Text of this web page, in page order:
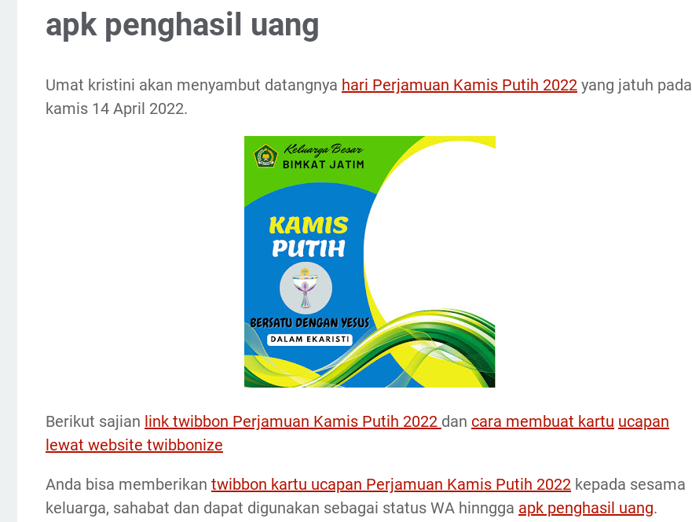
apk penghasil uang
Umat kristini akan menyambut datangnya hari Perjamuan Kamis Putih 2022 yang jatuh pada
kamis 14 April 2022.
Berikut sajian link twibbon Perjamuan Kamis Putih 2022 dan cara membuat kartu ucapan
lewat website twibbonize
Anda bisa memberikan twibbon kartu ucapan Perjamuan Kamis Putih 2022 kepada sesama
keluarga, sahabat dan dapat digunakan sebagai status WA hinngga apk penghasil uang.